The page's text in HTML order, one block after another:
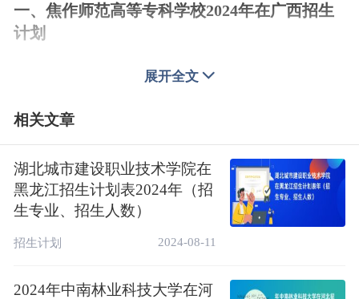
一、焦作师范高等专科学校2024年在广西招生
计划
小学数学教育（计划数5人）等一共
具体招生计划如下，或者查询
志愿助手。
二、2024焦作师范高等专科学校在广西招生计
划表（最新）
以下招生计划表包含：招生专业、招生人数、
请以焦作师范高等专科学校官网发布的最终招
展开全文
相关文章
湖北城市建设职业技术学院在
黑龙江招生计划表2024年（招
生专业、招生人数）
招生计划 2024-08-11
2024年中南林业科技大学在河